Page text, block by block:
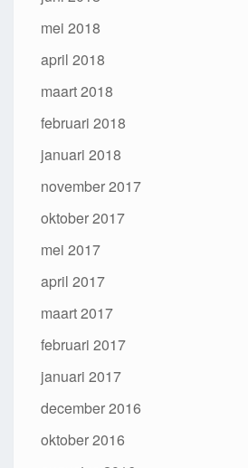
mei 2018
april 2018
maart 2018
februari 2018
januari 2018
november 2017
oktober 2017
mei 2017
april 2017
maart 2017
februari 2017
januari 2017
december 2016
oktober 2016